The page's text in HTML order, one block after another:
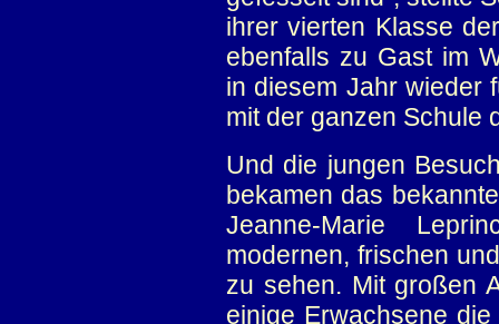
ihrer vierten Klasse
ebenfalls zu Gast im
in diesem Jahr wieder
mit der ganzen Schule
Und die jungen
bekamen das
Jeanne-Marie
modernen, frischen
zu sehen. Mit großen
einige Erwachsene